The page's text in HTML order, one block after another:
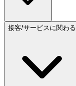
接客/サービスに関わる